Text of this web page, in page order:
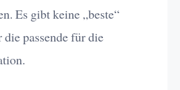
Es gibt keine „beste“
passende für die